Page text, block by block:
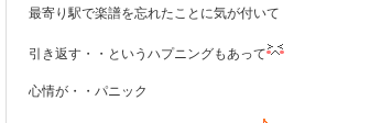
最寄り駅で楽譜を忘れたことに気が付いて
引き返す・・というハプニングもあって
心情が・・パニック